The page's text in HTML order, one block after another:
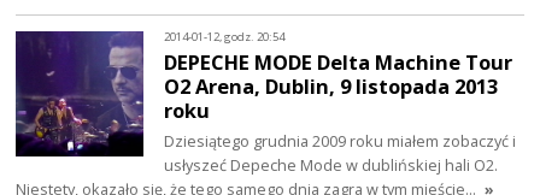
2014-01-12, godz. 20:54
DEPECHE MODE Delta Machine Tour
O2 Arena, Dublin, 9 listopada 2013
roku
Dziesiątego grudnia 2009 roku miałem zobaczyć i
usłyszeć Depeche Mode w dublińskiej hali O2.
Niestety, okazało się, że tego samego dnia zagra w tym mieście… »